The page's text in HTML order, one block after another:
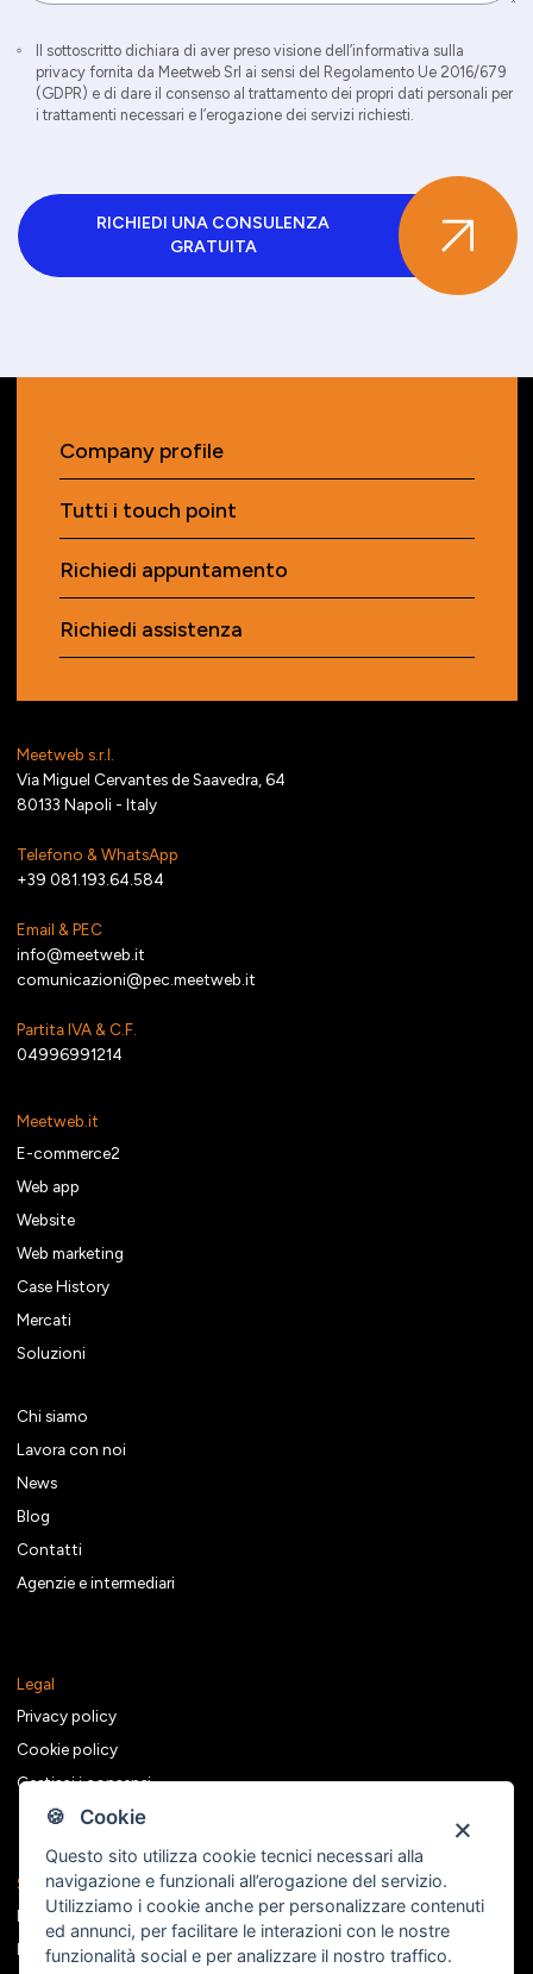
🍪 Cookie
Questo sito utilizza cookie tecnici necessari alla
navigazione e funzionali all’erogazione del servizio.
Utilizziamo i cookie anche per personalizzare contenuti
ed annunci, per facilitare le interazioni con le nostre
funzionalità social e per analizzare il nostro traffico.
Il sottoscritto dichiara di aver preso visione dell’informativa sulla
privacy fornita da Meetweb Srl ai sensi del Regolamento Ue 2016/679
(GDPR) e di dare il consenso al trattamento dei propri dati personali per
i trattamenti necessari e l’erogazione dei servizi richiesti.
RICHIEDI UNA CONSULENZA
GRATUITA
Meetweb s.r.l.
Via Miguel Cervantes de Saavedra, 64
80133 Napoli - Italy
Telefono & WhatsApp
+39 081.193.64.584
Email & PEC
info@meetweb.it
comunicazioni@pec.meetweb.it
Partita IVA & C.F.
04996991214
Meetweb.it
E-commerce2
Web app
Website
Web marketing
Case History
Mercati
Soluzioni
Chi siamo
Lavora con noi
News
Blog
Contatti
Agenzie e intermediari
Legal
Privacy policy
Cookie policy
Gestisci i consensi
Seguici sui social
Facebook
Instagram
Company profile
Tutti i touch point
Richiedi appuntamento
Richiedi assistenza